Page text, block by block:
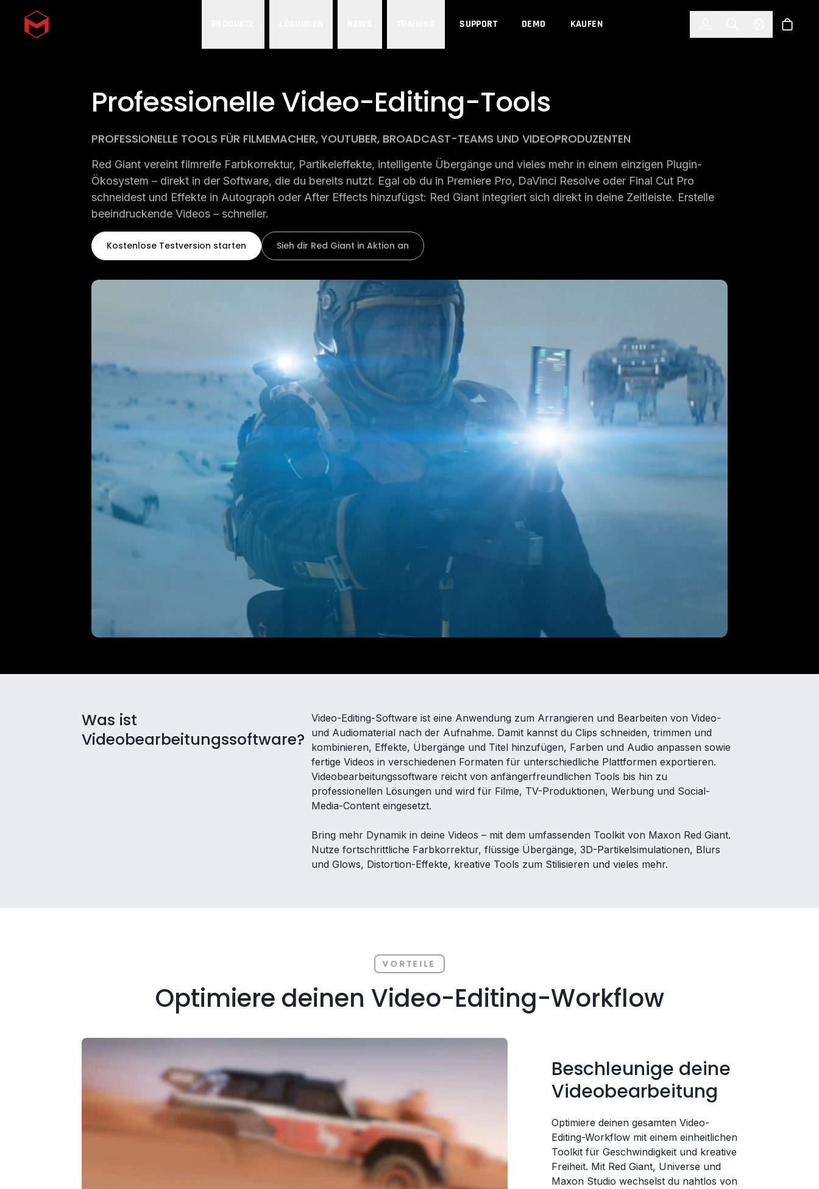
Skip to main content SUPPORT DEMO KAUFEN Select Shop
Professionelle Video-Editing-Tools
PROFESSIONELLE TOOLS FÜR FILMEMACHER, YOUTUBER, BROADCAST-TEAMS UND VIDEOPRODUZENTEN
Red Giant vereint filmreife Farbkorrektur, Partikeleffekte, intelligente Übergänge und vieles mehr in einem einzigen Plugin-
Ökosystem – direkt in der Software, die du bereits nutzt. Egal ob du in Premiere Pro, DaVinci Resolve oder Final Cut Pro
schneidest und Effekte in Autograph oder After Effects hinzufügst: Red Giant integriert sich direkt in deine Zeitleiste. Erstelle
beeindruckende Videos – schneller.
Kostenlose Testversion starten Sieh dir Red Giant in Aktion an
Was ist
Videobearbeitungssoftware?
Video-Editing-Software ist eine Anwendung zum Arrangieren und Bearbeiten von Video-
und Audiomaterial nach der Aufnahme. Damit kannst du Clips schneiden, trimmen und
kombinieren, Effekte, Übergänge und Titel hinzufügen, Farben und Audio anpassen sowie
fertige Videos in verschiedenen Formaten für unterschiedliche Plattformen exportieren.
Videobearbeitungssoftware reicht von anfängerfreundlichen Tools bis hin zu
professionellen Lösungen und wird für Filme, TV-Produktionen, Werbung und Social-
Media-Content eingesetzt.
Bring mehr Dynamik in deine Videos – mit dem umfassenden Toolkit von Maxon Red Giant.
Nutze fortschrittliche Farbkorrektur, flüssige Übergänge, 3D-Partikelsimulationen, Blurs
und Glows, Distortion-Effekte, kreative Tools zum Stilisieren und vieles mehr.
VORTEILE
Optimiere deinen Video-Editing-Workflow
Beschleunige deine
Videobearbeitung
Optimiere deinen gesamten Video-
Editing-Workflow mit einem einheitlichen
Toolkit für Geschwindigkeit und kreative
Freiheit. Mit Red Giant, Universe und
Maxon Studio wechselst du nahtlos von